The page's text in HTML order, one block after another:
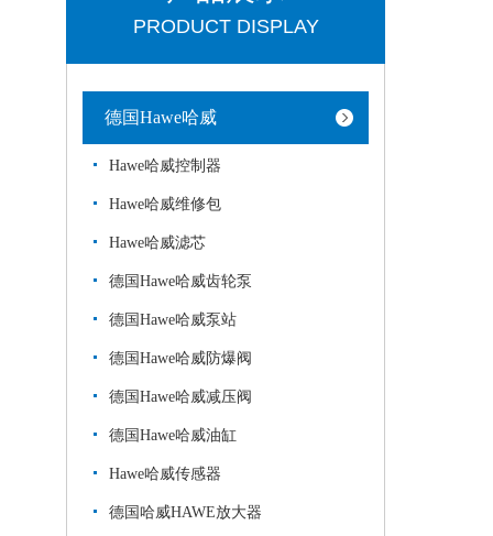
PRODUCT DISPLAY
德国Hawe哈威
Hawe哈威控制器
Hawe哈威维修包
Hawe哈威滤芯
德国Hawe哈威齿轮泵
德国Hawe哈威泵站
德国Hawe哈威防爆阀
德国Hawe哈威减压阀
德国Hawe哈威油缸
Hawe哈威传感器
德国哈威HAWE放大器